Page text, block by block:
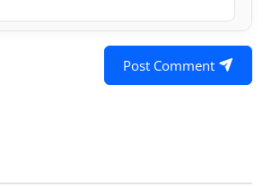
Post Comment